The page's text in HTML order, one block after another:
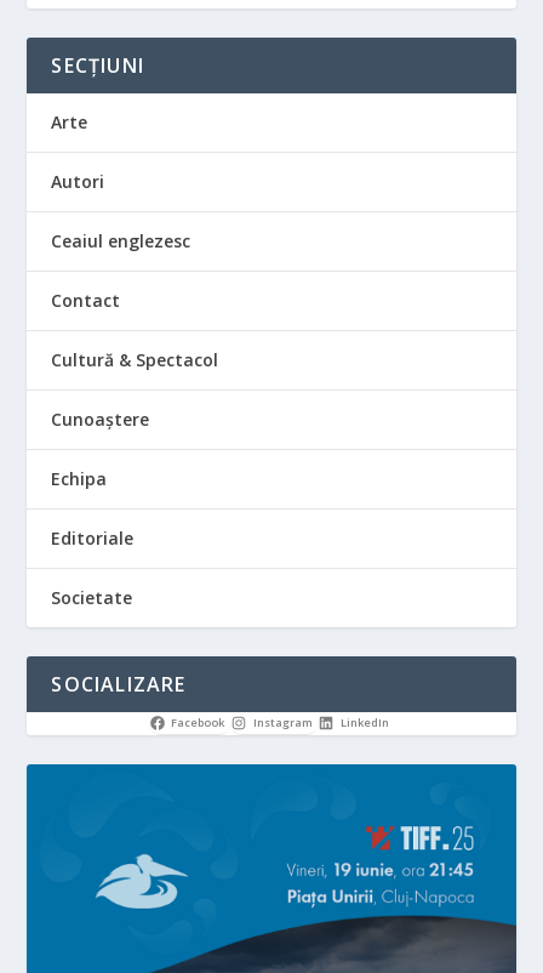
SECȚIUNI
Arte
Autori
Ceaiul englezesc
Contact
Cultură & Spectacol
Cunoaștere
Echipa
Editoriale
Societate
SOCIALIZARE
Facebook Instagram LinkedIn